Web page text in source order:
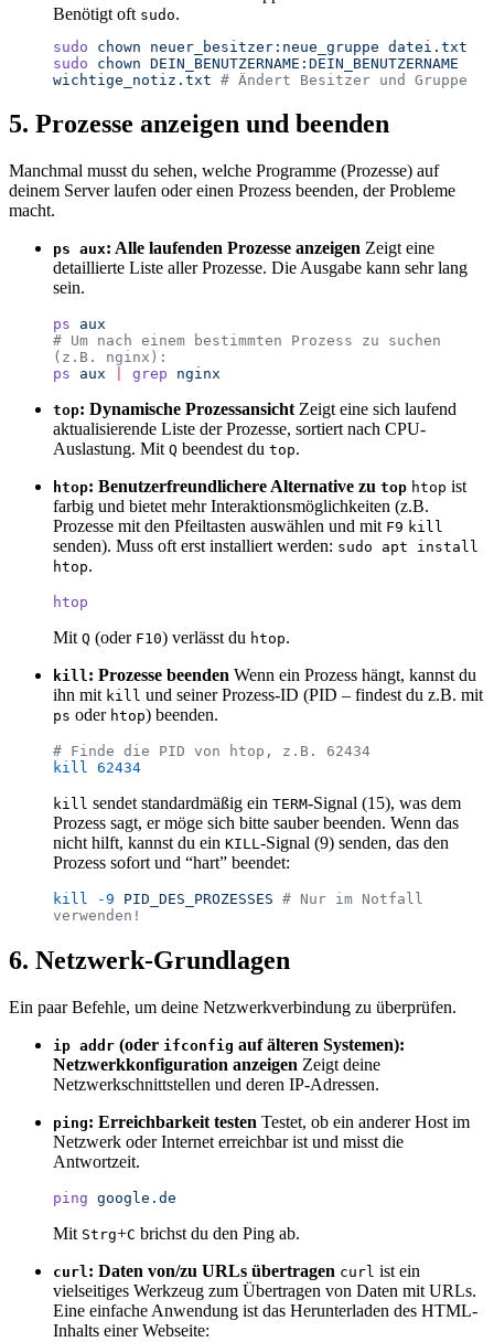
Benötigt oft sudo.
sudo chown neuer_besitzer:neue_gruppe datei.txt
sudo chown DEIN_BENUTZERNAME:DEIN_BENUTZERNAME
wichtige_notiz.txt # Ändert Besitzer und Gruppe
5. Prozesse anzeigen und beenden
Manchmal musst du sehen, welche Programme (Prozesse) auf
deinem Server laufen oder einen Prozess beenden, der Probleme
macht.
ps aux: Alle laufenden Prozesse anzeigen Zeigt eine
detaillierte Liste aller Prozesse. Die Ausgabe kann sehr lang
sein.
ps aux
# Um nach einem bestimmten Prozess zu suchen
(z.B. nginx):
ps aux grep nginx
top: Dynamische Prozessansicht Zeigt eine sich laufend
aktualisierende Liste der Prozesse, sortiert nach CPU-
Auslastung. Mit Q beendest du top.
htop: Benutzerfreundlichere Alternative zu top htop ist
farbig und bietet mehr Interaktionsmöglichkeiten (z.B.
Prozesse mit den Pfeiltasten auswählen und mit F9 kill
senden). Muss oft erst installiert werden: sudo apt install
htop.
htop
Mit Q (oder F10) verlässt du htop.
kill: Prozesse beenden Wenn ein Prozess hängt, kannst du
ihn mit kill und seiner Prozess-ID (PID – findest du z.B. mit
ps oder htop) beenden.
# Finde die PID von htop, z.B. 62434
kill 62434
kill sendet standardmäßig ein TERM-Signal (15), was dem
Prozess sagt, er möge sich bitte sauber beenden. Wenn das
nicht hilft, kannst du ein KILL-Signal (9) senden, das den
Prozess sofort und “hart” beendet:
kill -9 PID_DES_PROZESSES # Nur im Notfall
verwenden!
6. Netzwerk-Grundlagen
Ein paar Befehle, um deine Netzwerkverbindung zu überprüfen.
ip addr (oder ifconfig auf älteren Systemen):
Netzwerkkonfiguration anzeigen Zeigt deine
Netzwerkschnittstellen und deren IP-Adressen.
ping: Erreichbarkeit testen Testet, ob ein anderer Host im
Netzwerk oder Internet erreichbar ist und misst die
Antwortzeit.
ping google.de
Mit Strg+C brichst du den Ping ab.
curl: Daten von/zu URLs übertragen curl ist ein
vielseitiges Werkzeug zum Übertragen von Daten mit URLs.
Eine einfache Anwendung ist das Herunterladen des HTML-
Inhalts einer Webseite: